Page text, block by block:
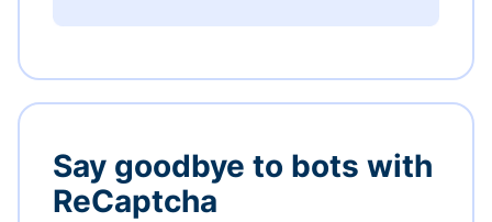
Say goodbye to bots with
ReCaptcha